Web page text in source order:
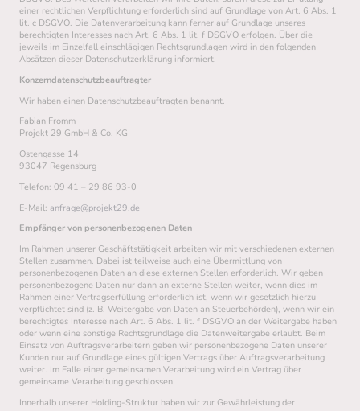
einer rechtlichen Verpflichtung erforderlich sind auf Grundlage von Art. 6 Abs. 1
lit. c DSGVO. Die Datenverarbeitung kann ferner auf Grundlage unseres
berechtigten Interesses nach Art. 6 Abs. 1 lit. f DSGVO erfolgen. Über die
jeweils im Einzelfall einschlägigen Rechtsgrundlagen wird in den folgenden
Absätzen dieser Datenschutzerklärung informiert.
Konzerndatenschutzbeauftragter
Wir haben einen Datenschutzbeauftragten benannt.
Fabian Fromm
Projekt 29 GmbH & Co. KG
Ostengasse 14
93047 Regensburg
Telefon: 09 41 – 29 86 93-0
E-Mail: anfrage@projekt29.de
Empfänger von personenbezogenen Daten
Im Rahmen unserer Geschäftstätigkeit arbeiten wir mit verschiedenen externen
Stellen zusammen. Dabei ist teilweise auch eine Übermittlung von
personenbezogenen Daten an diese externen Stellen erforderlich. Wir geben
personenbezogene Daten nur dann an externe Stellen weiter, wenn dies im
Rahmen einer Vertragserfüllung erforderlich ist, wenn wir gesetzlich hierzu
verpflichtet sind (z. B. Weitergabe von Daten an Steuerbehörden), wenn wir ein
berechtigtes Interesse nach Art. 6 Abs. 1 lit. f DSGVO an der Weitergabe haben
oder wenn eine sonstige Rechtsgrundlage die Datenweitergabe erlaubt. Beim
Einsatz von Auftragsverarbeitern geben wir personenbezogene Daten unserer
Kunden nur auf Grundlage eines gültigen Vertrags über Auftragsverarbeitung
weiter. Im Falle einer gemeinsamen Verarbeitung wird ein Vertrag über
gemeinsame Verarbeitung geschlossen.
Innerhalb unserer Holding-Struktur haben wir zur Gewährleistung der